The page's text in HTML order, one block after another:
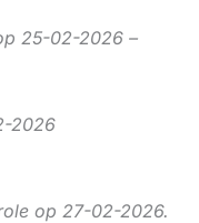
25-02-2026 –
2026
op 27-02-2026.